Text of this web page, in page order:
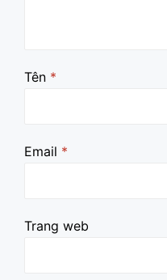
Tên *
Email *
Trang web